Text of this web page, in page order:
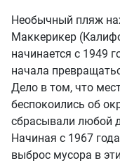
Необычный пляж
Маккерикер
начинается с 1949
начала
Дело в том, что
беспокоились об
сбрасывали любой
Начиная с 1967
выброс мусора в